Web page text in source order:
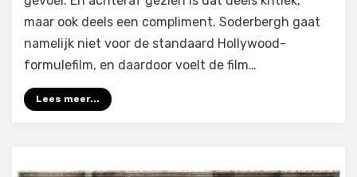
maar ook deels een compliment. Soderbergh gaat
namelijk niet voor de standaard Hollywood-
formulefilm, en daardoor voelt de film…
Lees meer...